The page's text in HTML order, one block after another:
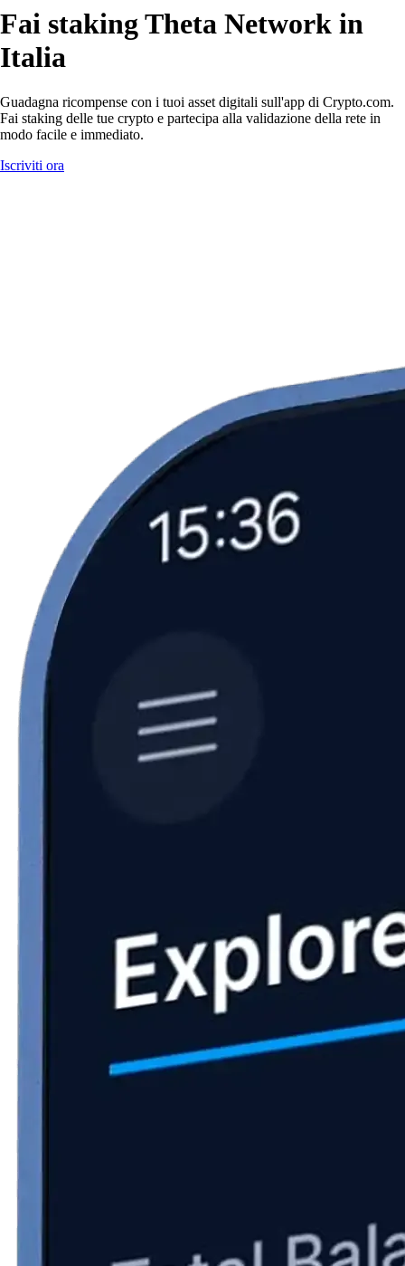
Fai staking Theta Network in
Italia
Guadagna ricompense con i tuoi asset digitali sull'app di Crypto.com.
Fai staking delle tue crypto e partecipa alla validazione della rete in
modo facile e immediato.
Iscriviti ora